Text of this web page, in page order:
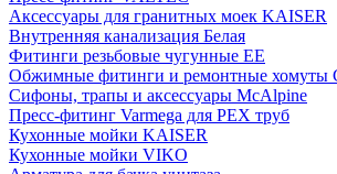
Аксессуары для гранитных моек KAISER
Внутренняя канализация Белая
Фитинги резьбовые чугунные EE
Обжимные фитинги и ремонтные
Сифоны, трапы и аксессуары McAlpine
Пресс-фитинг Varmega для PEX труб
Кухонные мойки KAISER
Кухонные мойки VIKO